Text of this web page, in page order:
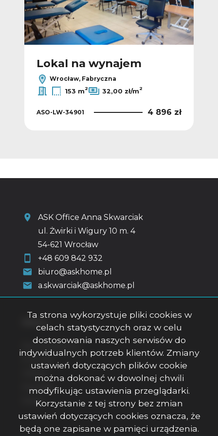
Lokal na wynajem
Wrocław, Fabryczna
153 m2 32,00 zł/m2
ASO-LW-34901 4 896 zł
ASK Office Anna Skwarciak
ul. Żwirki i Wigury 10 m. 4
54-621 Wrocław
+48 609 842 932
biuro@askhome.pl
a.skwarciak@askhome.pl
Strona główna
O firmie
Kontakt
Rodo
Ta strona wykorzystuje pliki cookies w
celach statystycznych oraz w celu
dostosowania naszych serwisów do
indywidualnych potrzeb klientów. Zmiany
ustawień dotyczących plików cookie
można dokonać w dowolnej chwili
modyfikując ustawienia przeglądarki.
Korzystanie z tej strony bez zmian
ustawień dotyczących cookies oznacza, że
będą one zapisane w pamięci urządzenia.